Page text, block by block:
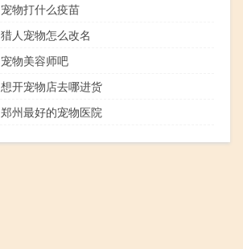
宠物打什么疫苗
猎人宠物怎么改名
宠物美容师吧
想开宠物店去哪进货
郑州最好的宠物医院